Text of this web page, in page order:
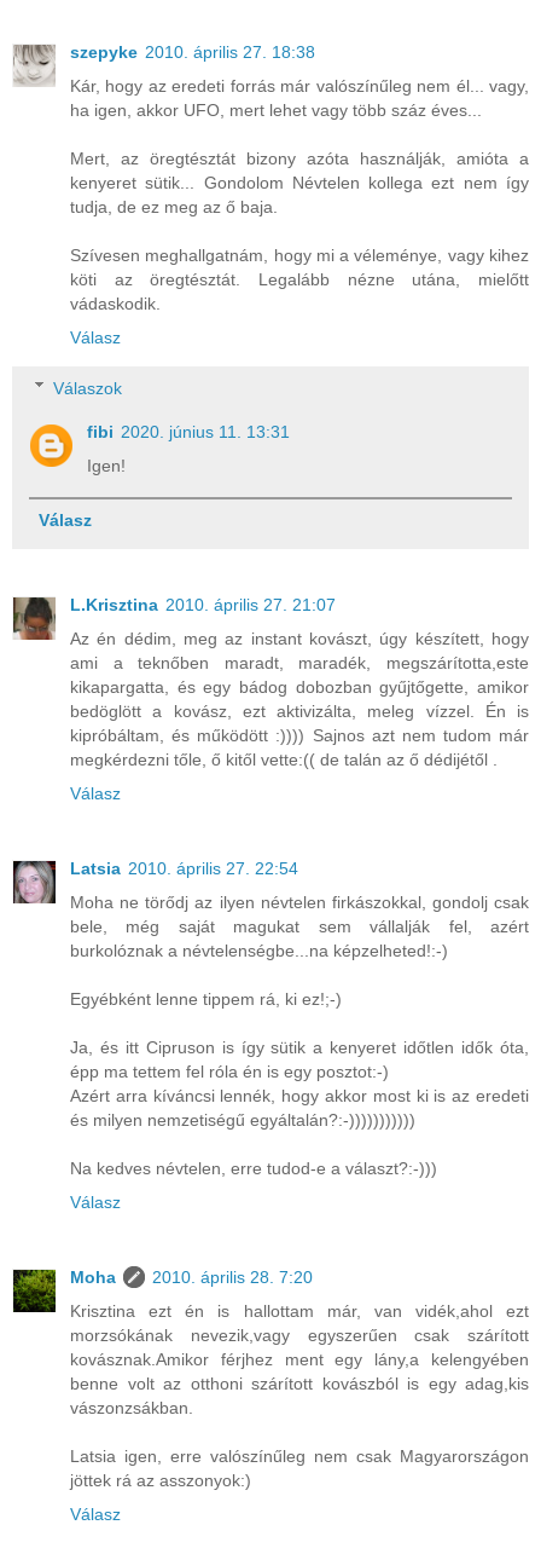
szepyke 2010. április 27. 18:38
Kár, hogy az eredeti forrás már valószínűleg nem él... vagy,
ha igen, akkor UFO, mert lehet vagy több száz éves...
Mert, az öregtésztát bizony azóta használják, amióta a
kenyeret sütik... Gondolom Névtelen kollega ezt nem így
tudja, de ez meg az ő baja.
Szívesen meghallgatnám, hogy mi a véleménye, vagy kihez
köti az öregtésztát. Legalább nézne utána, mielőtt
vádaskodik.
Válasz
Válaszok
fibi 2020. június 11. 13:31
Igen!
Válasz
L.Krisztina 2010. április 27. 21:07
Az én dédim, meg az instant kovászt, úgy készített, hogy
ami a teknőben maradt, maradék, megszárította,este
kikapargatta, és egy bádog dobozban gyűjtőgette, amikor
bedöglött a kovász, ezt aktivizálta, meleg vízzel. Én is
kipróbáltam, és működött :)))) Sajnos azt nem tudom már
megkérdezni tőle, ő kitől vette:(( de talán az ő dédijétől .
Válasz
Latsia 2010. április 27. 22:54
Moha ne törődj az ilyen névtelen firkászokkal, gondolj csak
bele, még saját magukat sem vállalják fel, azért
burkolóznak a névtelenségbe...na képzelheted!:-)
Egyébként lenne tippem rá, ki ez!;-)
Ja, és itt Cipruson is így sütik a kenyeret időtlen idők óta,
épp ma tettem fel róla én is egy posztot:-)
Azért arra kíváncsi lennék, hogy akkor most ki is az eredeti
és milyen nemzetiségű egyáltalán?:-)))))))))))
Na kedves névtelen, erre tudod-e a választ?:-)))
Válasz
Moha
2010. április 28. 7:20
Krisztina ezt én is hallottam már, van vidék,ahol ezt
morzsókának nevezik,vagy egyszerűen csak szárított
kovásznak.Amikor férjhez ment egy lány,a kelengyében
benne volt az otthoni szárított kovászból is egy adag,kis
vászonzsákban.
Latsia igen, erre valószínűleg nem csak Magyarországon
jöttek rá az asszonyok:)
Válasz